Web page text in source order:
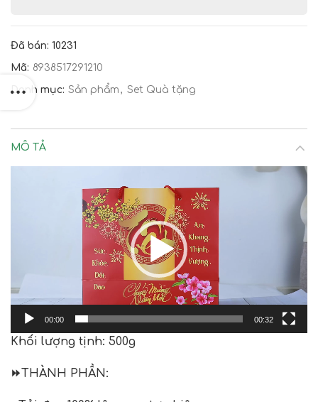
Đã bán: 10231
Mã: 8938517291210
Danh mục: Sản phẩm , Set Quà tặng
MÔ TẢ
00:00 00:32
Khối lượng tịnh: 500g
⏩THÀNH PHẦN: